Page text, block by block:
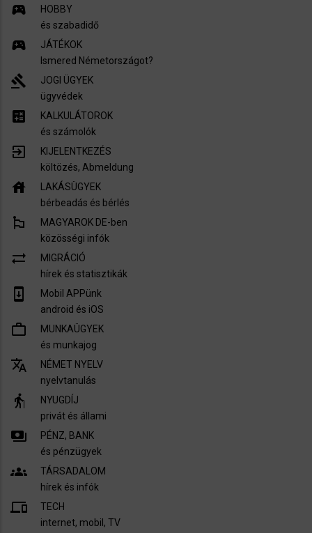
sports_esports
HOBBY
és szabadidő
sports_esports
JÁTÉKOK
Ismered Németországot?
gavel
JOGI ÜGYEK
ügyvédek
calculate
KALKULÁTOROK
és számolók
exit_to_app
KIJELENTKEZÉS
költözés, Abmeldung
house
LAKÁSÜGYEK
bérbeadás és bérlés
emoji_flags
MAGYAROK DE-ben
közösségi infók
sync_alt
MIGRÁCIÓ
hírek és statisztikák
system_update
Mobil APPünk
android és iOS
work_outline
MUNKAÜGYEK
és munkajog
translate
NÉMET NYELV
nyelvtanulás
elderly
NYUGDÍJ
privát és állami
payments
PÉNZ, BANK
és pénzügyek
groups
TÁRSADALOM
hírek és infók
devices
TECH
internet, mobil, TV​